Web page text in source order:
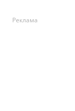
Реклама